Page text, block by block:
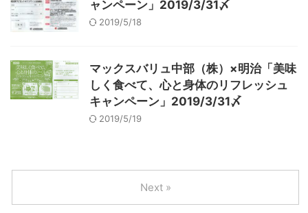
ャンペーン」2019/3/31〆
2019/5/18
マックスバリュ中部（株）×明治「美味
しく食べて、心と身体のリフレッシュ
キャンペーン」2019/3/31〆
2019/5/19
Next »